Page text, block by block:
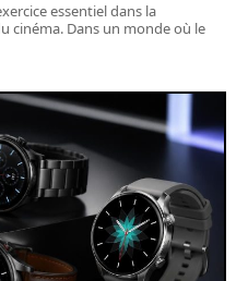
essentiel dans la
cinéma. Dans un monde où le